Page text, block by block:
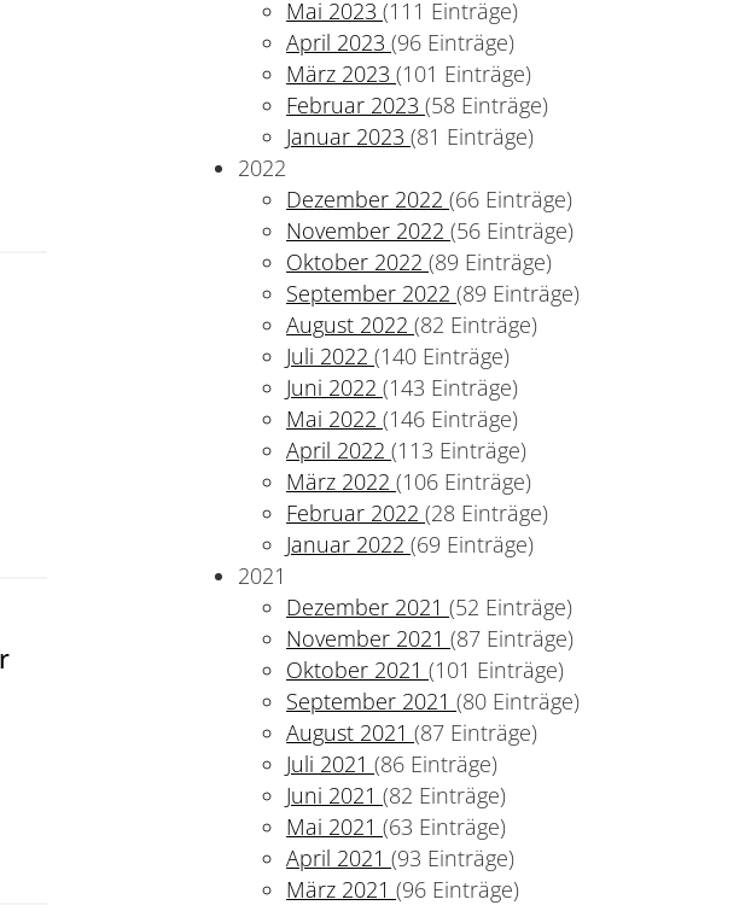
Mai 2023(111 Einträge)
April 2023(96 Einträge)
März 2023(101 Einträge)
Februar 2023(58 Einträge)
Januar 2023(81 Einträge)
2022
Dezember 2022(66 Einträge)
November 2022(56 Einträge)
Oktober 2022(89 Einträge)
September 2022(89 Einträge)
August 2022(82 Einträge)
Juli 2022(140 Einträge)
Juni 2022(143 Einträge)
Mai 2022(146 Einträge)
April 2022(113 Einträge)
März 2022(106 Einträge)
Februar 2022(28 Einträge)
Januar 2022(69 Einträge)
2021
Dezember 2021(52 Einträge)
November 2021(87 Einträge)
Oktober 2021(101 Einträge)
September 2021(80 Einträge)
August 2021(87 Einträge)
Juli 2021(86 Einträge)
Juni 2021(82 Einträge)
Mai 2021(63 Einträge)
April 2021(93 Einträge)
März 2021(96 Einträge)